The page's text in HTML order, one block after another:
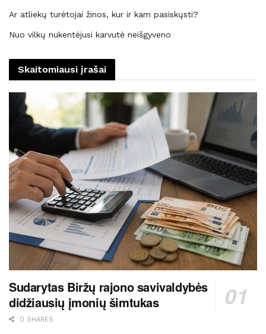
Ar atliekų turėtojai žinos, kur ir kam pasiskųsti?
Nuo vilkų nukentėjusi karvutė neišgyveno
Skaitomiausi įrašai
Sudarytas Biržų rajono savivaldybės
didžiausių įmonių šimtukas
0 SHARES